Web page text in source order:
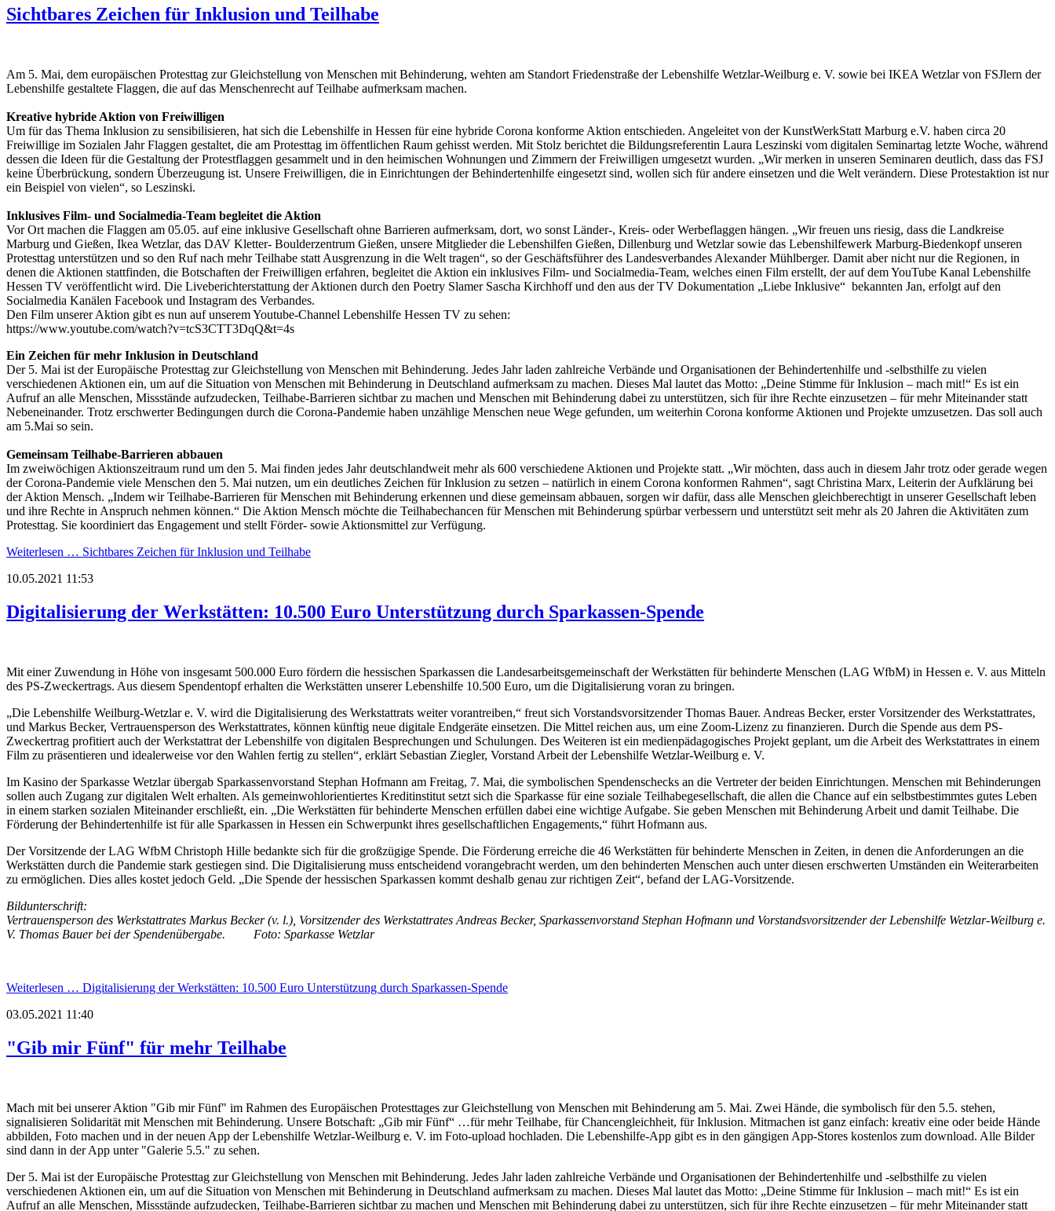
Sichtbares Zeichen für Inklusion und Teilhabe
Am 5. Mai, dem europäischen Protesttag zur Gleichstellung von Menschen mit Behinderung, wehten am Standort Friedenstraße der Lebenshilfe Wetzlar-Weilburg e. V. sowie bei IKEA Wetzlar von FSJlern der
Lebenshilfe gestaltete Flaggen, die auf das Menschenrecht auf Teilhabe aufmerksam machen.
Kreative hybride Aktion von Freiwilligen
Um für das Thema Inklusion zu sensibilisieren, hat sich die Lebenshilfe in Hessen für eine hybride Corona konforme Aktion entschieden. Angeleitet von der KunstWerkStatt Marburg e.V. haben circa 20
Freiwillige im Sozialen Jahr Flaggen gestaltet, die am Protesttag im öffentlichen Raum gehisst werden. Mit Stolz berichtet die Bildungsreferentin Laura Leszinski vom digitalen Seminartag letzte Woche, während
dessen die Ideen für die Gestaltung der Protestflaggen gesammelt und in den heimischen Wohnungen und Zimmern der Freiwilligen umgesetzt wurden. „Wir merken in unseren Seminaren deutlich, dass das FSJ
keine Überbrückung, sondern Überzeugung ist. Unsere Freiwilligen, die in Einrichtungen der Behindertenhilfe eingesetzt sind, wollen sich für andere einsetzen und die Welt verändern. Diese Protestaktion ist nur
ein Beispiel von vielen“, so Leszinski.
Inklusives Film- und Socialmedia-Team begleitet die Aktion
Vor Ort machen die Flaggen am 05.05. auf eine inklusive Gesellschaft ohne Barrieren aufmerksam, dort, wo sonst Länder-, Kreis- oder Werbeflaggen hängen. „Wir freuen uns riesig, dass die Landkreise
Marburg und Gießen, Ikea Wetzlar, das DAV Kletter- Boulderzentrum Gießen, unsere Mitglieder die Lebenshilfen Gießen, Dillenburg und Wetzlar sowie das Lebenshilfewerk Marburg-Biedenkopf unseren
Protesttag unterstützen und so den Ruf nach mehr Teilhabe statt Ausgrenzung in die Welt tragen“, so der Geschäftsführer des Landesverbandes Alexander Mühlberger. Damit aber nicht nur die Regionen, in
denen die Aktionen stattfinden, die Botschaften der Freiwilligen erfahren, begleitet die Aktion ein inklusives Film- und Socialmedia-Team, welches einen Film erstellt, der auf dem YouTube Kanal Lebenshilfe
Hessen TV veröffentlicht wird. Die Liveberichterstattung der Aktionen durch den Poetry Slamer Sascha Kirchhoff und den aus der TV Dokumentation „Liebe Inklusive“ bekannten Jan, erfolgt auf den
Socialmedia Kanälen Facebook und Instagram des Verbandes.
Den Film unserer Aktion gibt es nun auf unserem Youtube-Channel Lebenshilfe Hessen TV zu sehen:
https://www.youtube.com/watch?v=tcS3CTT3DqQ&t=4s
Ein Zeichen für mehr Inklusion in Deutschland
Der 5. Mai ist der Europäische Protesttag zur Gleichstellung von Menschen mit Behinderung. Jedes Jahr laden zahlreiche Verbände und Organisationen der Behindertenhilfe und -selbsthilfe zu vielen
verschiedenen Aktionen ein, um auf die Situation von Menschen mit Behinderung in Deutschland aufmerksam zu machen. Dieses Mal lautet das Motto: „Deine Stimme für Inklusion – mach mit!“ Es ist ein
Aufruf an alle Menschen, Missstände aufzudecken, Teilhabe-Barrieren sichtbar zu machen und Menschen mit Behinderung dabei zu unterstützen, sich für ihre Rechte einzusetzen – für mehr Miteinander statt
Nebeneinander. Trotz erschwerter Bedingungen durch die Corona-Pandemie haben unzählige Menschen neue Wege gefunden, um weiterhin Corona konforme Aktionen und Projekte umzusetzen. Das soll auch
am 5.Mai so sein.
Gemeinsam Teilhabe-Barrieren abbauen
Im zweiwöchigen Aktionszeitraum rund um den 5. Mai finden jedes Jahr deutschlandweit mehr als 600 verschiedene Aktionen und Projekte statt. „Wir möchten, dass auch in diesem Jahr trotz oder gerade wegen
der Corona-Pandemie viele Menschen den 5. Mai nutzen, um ein deutliches Zeichen für Inklusion zu setzen – natürlich in einem Corona konformen Rahmen“, sagt Christina Marx, Leiterin der Aufklärung bei
der Aktion Mensch. „Indem wir Teilhabe-Barrieren für Menschen mit Behinderung erkennen und diese gemeinsam abbauen, sorgen wir dafür, dass alle Menschen gleichberechtigt in unserer Gesellschaft leben
und ihre Rechte in Anspruch nehmen können.“ Die Aktion Mensch möchte die Teilhabechancen für Menschen mit Behinderung spürbar verbessern und unterstützt seit mehr als 20 Jahren die Aktivitäten zum
Protesttag. Sie koordiniert das Engagement und stellt Förder- sowie Aktionsmittel zur Verfügung.
Weiterlesen … Sichtbares Zeichen für Inklusion und Teilhabe
10.05.2021 11:53
Digitalisierung der Werkstätten: 10.500 Euro Unterstützung durch Sparkassen-Spende
Mit einer Zuwendung in Höhe von insgesamt 500.000 Euro fördern die hessischen Sparkassen die Landesarbeitsgemeinschaft der Werkstätten für behinderte Menschen (LAG WfbM) in Hessen e. V. aus Mitteln
des PS-Zweckertrags. Aus diesem Spendentopf erhalten die Werkstätten unserer Lebenshilfe 10.500 Euro, um die Digitalisierung voran zu bringen.
„Die Lebenshilfe Weilburg-Wetzlar e. V. wird die Digitalisierung des Werkstattrats weiter vorantreiben,“ freut sich Vorstandsvorsitzender Thomas Bauer. Andreas Becker, erster Vorsitzender des Werkstattrates,
und Markus Becker, Vertrauensperson des Werkstattrates, können künftig neue digitale Endgeräte einsetzen. Die Mittel reichen aus, um eine Zoom-Lizenz zu finanzieren. Durch die Spende aus dem PS-
Zweckertrag profitiert auch der Werkstattrat der Lebenshilfe von digitalen Besprechungen und Schulungen. Des Weiteren ist ein medienpädagogisches Projekt geplant, um die Arbeit des Werkstattrates in einem
Film zu präsentieren und idealerweise vor den Wahlen fertig zu stellen“, erklärt Sebastian Ziegler, Vorstand Arbeit der Lebenshilfe Wetzlar-Weilburg e. V.
Im Kasino der Sparkasse Wetzlar übergab Sparkassenvorstand Stephan Hofmann am Freitag, 7. Mai, die symbolischen Spendenschecks an die Vertreter der beiden Einrichtungen. Menschen mit Behinderungen
sollen auch Zugang zur digitalen Welt erhalten. Als gemeinwohlorientiertes Kreditinstitut setzt sich die Sparkasse für eine soziale Teilhabegesellschaft, die allen die Chance auf ein selbstbestimmtes gutes Leben
in einem starken sozialen Miteinander erschließt, ein. „Die Werkstätten für behinderte Menschen erfüllen dabei eine wichtige Aufgabe. Sie geben Menschen mit Behinderung Arbeit und damit Teilhabe. Die
Förderung der Behindertenhilfe ist für alle Sparkassen in Hessen ein Schwerpunkt ihres gesellschaftlichen Engagements,“ führt Hofmann aus.
Der Vorsitzende der LAG WfbM Christoph Hille bedankte sich für die großzügige Spende. Die Förderung erreiche die 46 Werkstätten für behinderte Menschen in Zeiten, in denen die Anforderungen an die
Werkstätten durch die Pandemie stark gestiegen sind. Die Digitalisierung muss entscheidend vorangebracht werden, um den behinderten Menschen auch unter diesen erschwerten Umständen ein Weiterarbeiten
zu ermöglichen. Dies alles kostet jedoch Geld. „Die Spende der hessischen Sparkassen kommt deshalb genau zur richtigen Zeit“, befand der LAG-Vorsitzende.
Bildunterschrift:
Vertrauensperson des Werkstattrates Markus Becker (v. l.), Vorsitzender des Werkstattrates Andreas Becker, Sparkassenvorstand Stephan Hofmann und Vorstandsvorsitzender der Lebenshilfe Wetzlar-Weilburg e.
V. Thomas Bauer bei der Spendenübergabe. Foto: Sparkasse Wetzlar
Weiterlesen … Digitalisierung der Werkstätten: 10.500 Euro Unterstützung durch Sparkassen-Spende
03.05.2021 11:40
"Gib mir Fünf" für mehr Teilhabe
Mach mit bei unserer Aktion "Gib mir Fünf" im Rahmen des Europäischen Protesttages zur Gleichstellung von Menschen mit Behinderung am 5. Mai. Zwei Hände, die symbolisch für den 5.5. stehen,
signalisieren Solidarität mit Menschen mit Behinderung. Unsere Botschaft: „Gib mir Fünf“ …für mehr Teilhabe, für Chancengleichheit, für Inklusion. Mitmachen ist ganz einfach: kreativ eine oder beide Hände
abbilden, Foto machen und in der neuen App der Lebenshilfe Wetzlar-Weilburg e. V. im Foto-upload hochladen. Die Lebenshilfe-App gibt es in den gängigen App-Stores kostenlos zum download. Alle Bilder
sind dann in der App unter "Galerie 5.5." zu sehen.
Der 5. Mai ist der Europäische Protesttag zur Gleichstellung von Menschen mit Behinderung. Jedes Jahr laden zahlreiche Verbände und Organisationen der Behindertenhilfe und -selbsthilfe zu vielen
verschiedenen Aktionen ein, um auf die Situation von Menschen mit Behinderung in Deutschland aufmerksam zu machen. Dieses Mal lautet das Motto: „Deine Stimme für Inklusion – mach mit!“ Es ist ein
Aufruf an alle Menschen, Missstände aufzudecken, Teilhabe-Barrieren sichtbar zu machen und Menschen mit Behinderung dabei zu unterstützen, sich für ihre Rechte einzusetzen – für mehr Miteinander statt